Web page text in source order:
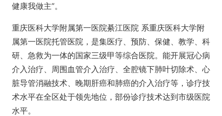
健康我做主”。
重庆医科大学附属第一医院綦江医院 系重庆医科大学附
属第一医院托管医院，是集医疗、预防、保健、教学、科
研、急救为一体的国家三级甲等综合医院。能开展冠心病
介入治疗、周围血管介入治疗、全腔镜下肺叶切除术、心
脏导管消融技术、晚期肝癌和肺癌的介入治疗等，诊疗技
术水平在全区处于领先地位，部份诊疗技术达到市级医院
水平。